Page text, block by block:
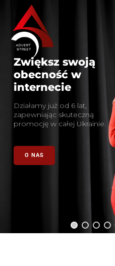
Zwiększ swoją
obecność w
internecie
Działamy już od 6 lat,
zapewniając skuteczną
promocję w całej Ukrainie.
O NAS